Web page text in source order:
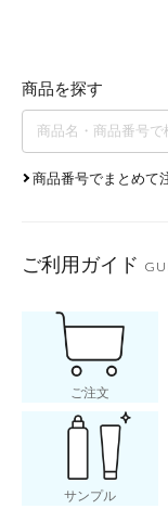
商品を探す
商品番号でまとめて
ご利用ガイド
ご注文
サンプル